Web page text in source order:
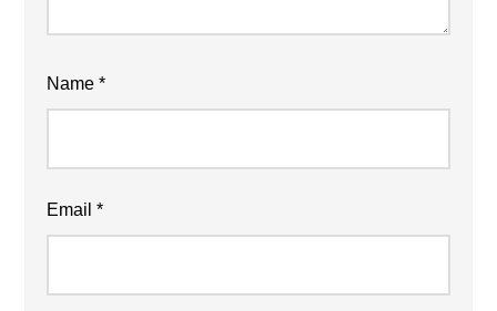
Name*
Email*